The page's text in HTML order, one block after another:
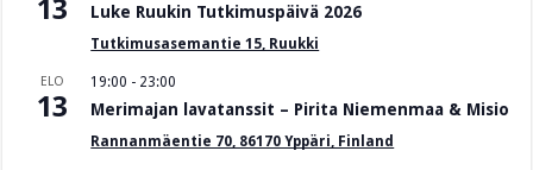
13 Luke Ruukin Tutkimuspäivä 2026
Tutkimusasemantie 15, Ruukki
ELO
13
19:00 - 23:00
Merimajan lavatanssit – Pirita Niemenmaa & Misio
Rannanmäentie 70, 86170 Yppäri, Finland